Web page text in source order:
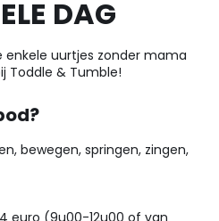
DAG
enkele uurtjes zonder mama
Toddle & Tumble!
bewegen, springen, zingen,
euro (9u00-12u00 of van